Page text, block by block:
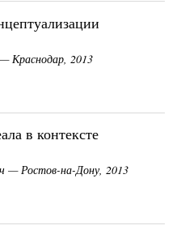
Краснодар, 2013
в контексте
— Ростов-на-Дону, 2013